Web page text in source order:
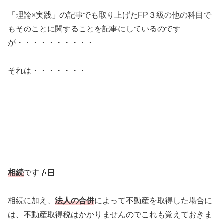
「理論×実践」の記事でも取り上げたFP３級の他の科目で
もそのことに関することを記事にしているのです
が・・・・・・・・・・
それは・・・・・・・
相続です👴🏻
相続に加え、 法人の合併によって不動産を取得した場合に
は、不動産取得税はかかりませんのでこれも覚えておきま